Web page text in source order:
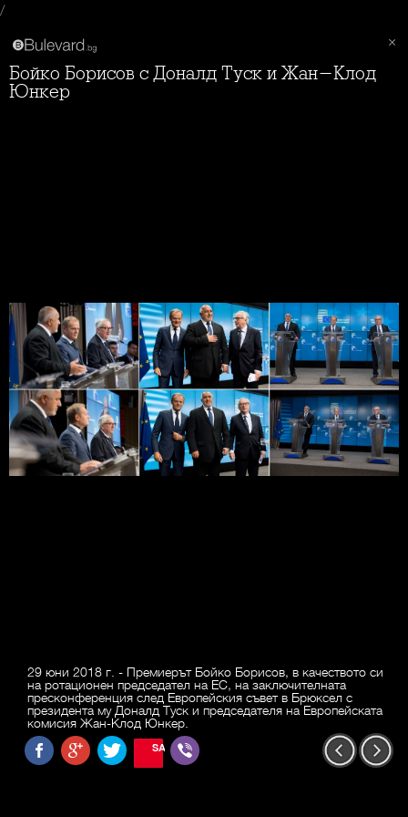
/
Бойко Борисов с Доналд Туск и Жан-Клод
Юнкер
29 юни 2018 г. - Премиерът Бойко Борисов, в качеството си
на ротационен председател на ЕС, на заключителната
пресконференция след Европейския съвет в Брюксел с
президента му Доналд Туск и председателя на Европейската
комисия Жан-Клод Юнкер.
SAVE